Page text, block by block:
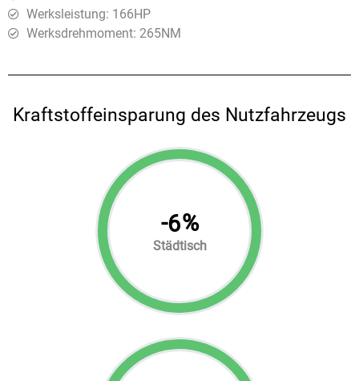
Werksleistung: 166HP
Werksdrehmoment: 265ΝΜ
Kraftstoffeinsparung des Nutzfahrzeugs
-6%
Städtisch